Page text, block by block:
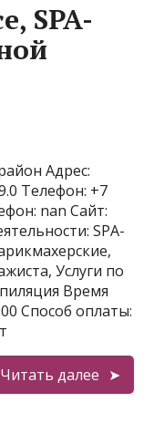
SPA-
Адрес:
Телефон: +7
nan Сайт:
SPA-
Услуги по
Время
Способ оплаты:
Читать далее